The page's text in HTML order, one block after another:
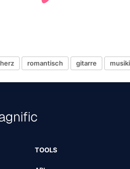
herz romantisch gitarre
TOOLS